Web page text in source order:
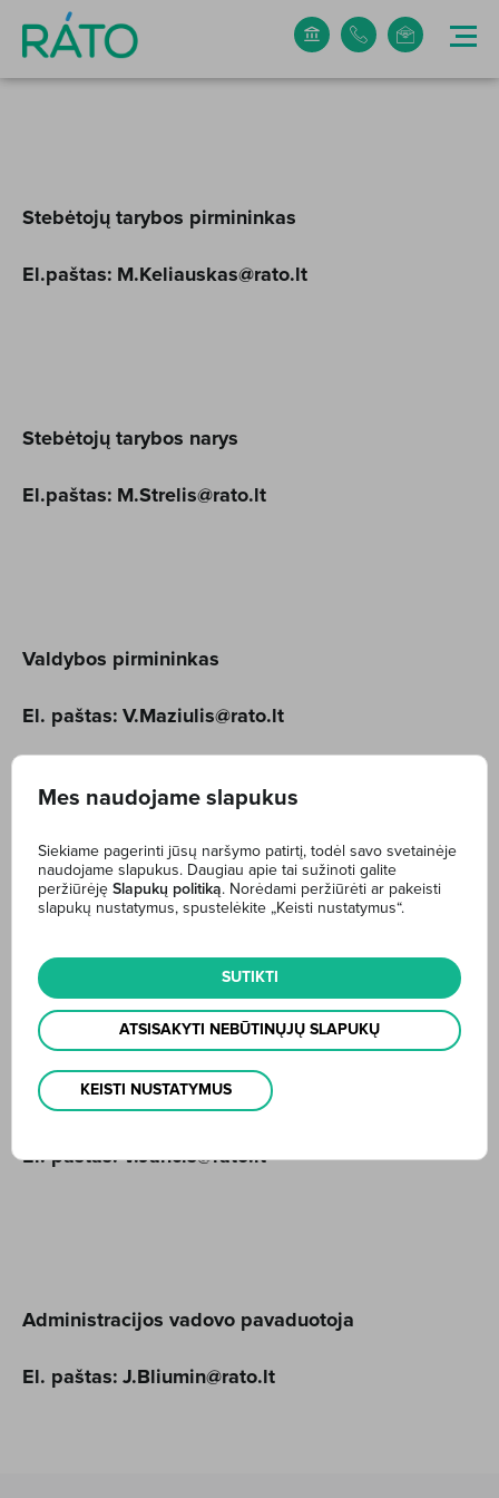
+370 5 265 0304 info@rato.lt
Stebėtojų tarybos pirmininkas
El.paštas: M.Keliauskas@rato.lt
Stebėtojų tarybos narys
El.paštas: M.Strelis@rato.lt
Valdybos pirmininkas
El. paštas: V.Maziulis@rato.lt
Valdybos narys
Valdybos narys/Administracijos vadovas
El. paštas:V.Jancis@rato.lt
Administracijos vadovo pavaduotoja
El. paštas: J.Bliumin@rato.lt
Mes naudojame slapukus
Siekiame pagerinti jūsų naršymo patirtį, todėl savo svetainėje
naudojame slapukus. Daugiau apie tai sužinoti galite
peržiūrėję Slapukų politiką. Norėdami peržiūrėti ar pakeisti
slapukų nustatymus, spustelėkite „Keisti nustatymus“.
SUTIKTI
ATSISAKYTI NEBŪTINŲJŲ SLAPUKŲ
KEISTI NUSTATYMUS